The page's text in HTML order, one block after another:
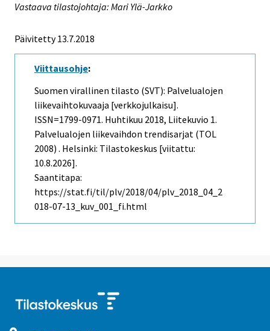
Vastaava tilastojohtaja: Mari Ylä-Jarkko
Päivitetty 13.7.2018
Viittausohje:
Suomen virallinen tilasto (SVT): Palvelualojen
liikevaihtokuvaaja [verkkojulkaisu].
ISSN=1799-0971. Huhtikuu 2018, Liitekuvio 1.
Palvelualojen liikevaihdon trendisarjat (TOL
2008) . Helsinki: Tilastokeskus [viitattu:
10.8.2026].
Saantitapa:
https://stat.fi/til/plv/2018/04/plv_2018_04_2
018-07-13_kuv_001_fi.html